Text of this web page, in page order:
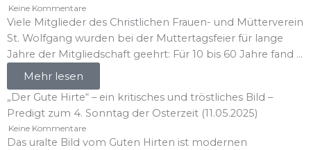
Keine Kommentare
Viele Mitglieder des Christlichen Frauen- und Mütterverein
St. Wolfgang wurden bei der Muttertagsfeier für lange
Jahre der Mitgliedschaft geehrt: Für 10 bis 60 Jahre fand ...
Mehr lesen
„Der Gute Hirte“ – ein kritisches und tröstliches Bild –
Predigt zum 4. Sonntag der Osterzeit (11.05.2025)
Keine Kommentare
Das uralte Bild vom Guten Hirten ist modernen